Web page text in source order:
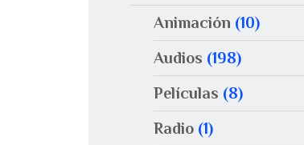
Animación (10)
Audios (198)
Películas (8)
Radio (1)